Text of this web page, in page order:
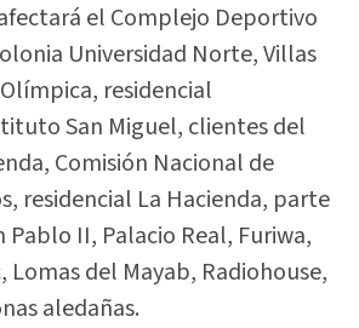
el Complejo Deportivo
Universidad Norte, Villas
residencial
San Miguel, clientes del
Comisión Nacional de
residencial La Hacienda, parte
II, Palacio Real, Furiwa,
Lomas del Mayab, Radiohouse,
aledañas.